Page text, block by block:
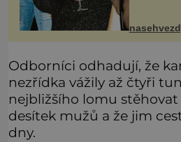
Odborníci odhadují, že
nezřídka vážily až čtyři
nejbližšího lomu
desítek mužů a že jim
dny.